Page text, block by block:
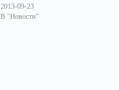
появление которой ожидается
уже в следующем году. Baikal
2013-09-23
В "Новости"